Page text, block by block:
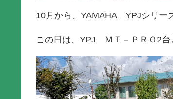
10月から、YAMAHA YPJシリー
この日は、YPJ ＭＴ－ＰＲＯ2台